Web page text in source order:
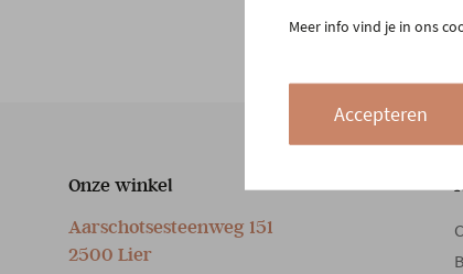
Onze winkel
Aarschotsesteenweg 151
2500 Lier
Meer info vind je in ons
Accepteren